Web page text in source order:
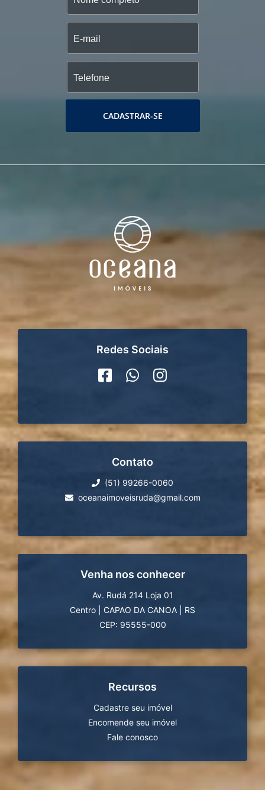
CADASTRAR-SE
Redes Sociais
Contato
(51) 99266-0060
oceanaimoveisruda@gmail.com
Venha nos conhecer
Av. Rudá 214 Loja 01
Centro
CAPAO DA CANOA
RS
CEP: 95555-000
Recursos
Cadastre seu imóvel
Encomende seu imóvel
Fale conosco